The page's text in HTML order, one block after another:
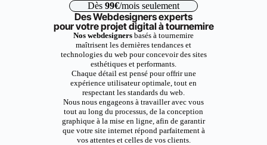
Dès 99€/mois seulement
Des Webdesigners experts
pour votre projet digital à tournemire
Nos webdesigners basés à tournemire
maîtrisent les dernières tendances et
technologies du web pour concevoir des sites
esthétiques et performants.
Chaque détail est pensé pour offrir une
expérience utilisateur optimale, tout en
respectant les standards du web.
Nous nous engageons à travailler avec vous
tout au long du processus, de la conception
graphique à la mise en ligne, afin de garantir
que votre site internet répond parfaitement à
vos attentes et celles de vos clients.